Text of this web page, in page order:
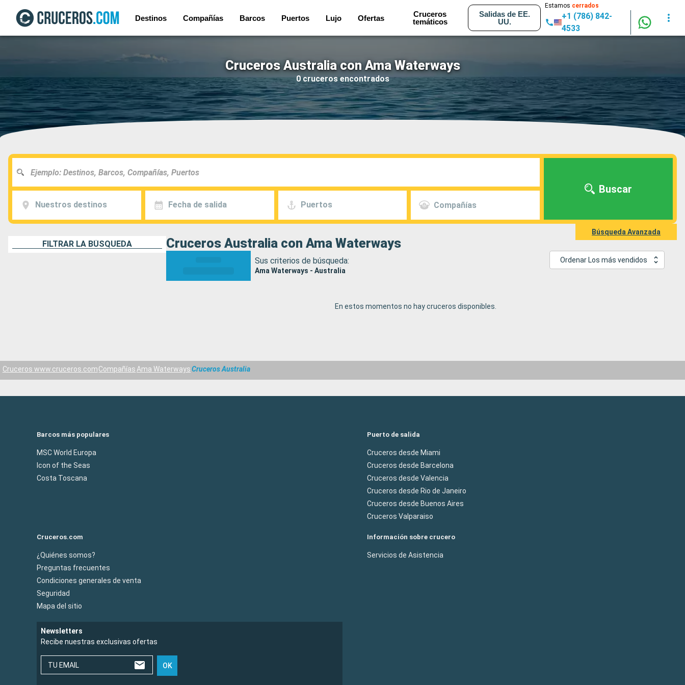
Destinos Compañías Barcos Puertos Lujo Ofertas
Cruceros
temáticos
Salidas de EE.
UU.
Estamos cerrados
+1 (786) 842-
4533
Cruceros Australia con Ama Waterways
0 cruceros encontrados
Nuestros destinos Fecha de salida Puertos Compañías
Buscar
Búsqueda Avanzada
FILTRAR LA BÚSQUEDA Cruceros Australia con Ama Waterways
Sus criterios de búsqueda:
Ama Waterways - Australia
Ordenar Los más vendidos
En estos momentos no hay cruceros disponibles.
Cruceros www.cruceros.comCompañíasAma WaterwaysCruceros Australia
Barcos más populares
MSC World Europa
Icon of the Seas
Costa Toscana
Puerto de salida
Cruceros desde Miami
Cruceros desde Barcelona
Cruceros desde Valencia
Cruceros desde Rio de Janeiro
Cruceros desde Buenos Aires
Cruceros Valparaiso
Cruceros.com
¿Quiénes somos?
Preguntas frecuentes
Condiciones generales de venta
Seguridad
Mapa del sitio
Información sobre crucero
Servicios de Asistencia
Newsletters
Recibe nuestras exclusivas ofertas
TU EMAIL OK